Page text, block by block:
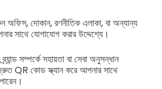
দোকান, রণনীতিক এলাকা, বা অন্যান্য
সাথে যোগাযোগ করার উদ্দেশ্যে।
সম্পর্কে সহায়তা বা সেবা অনুসন্ধান
QR কোড স্ক্যান করে আপনার সাথে